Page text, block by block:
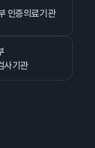
인증의료기관
사기관